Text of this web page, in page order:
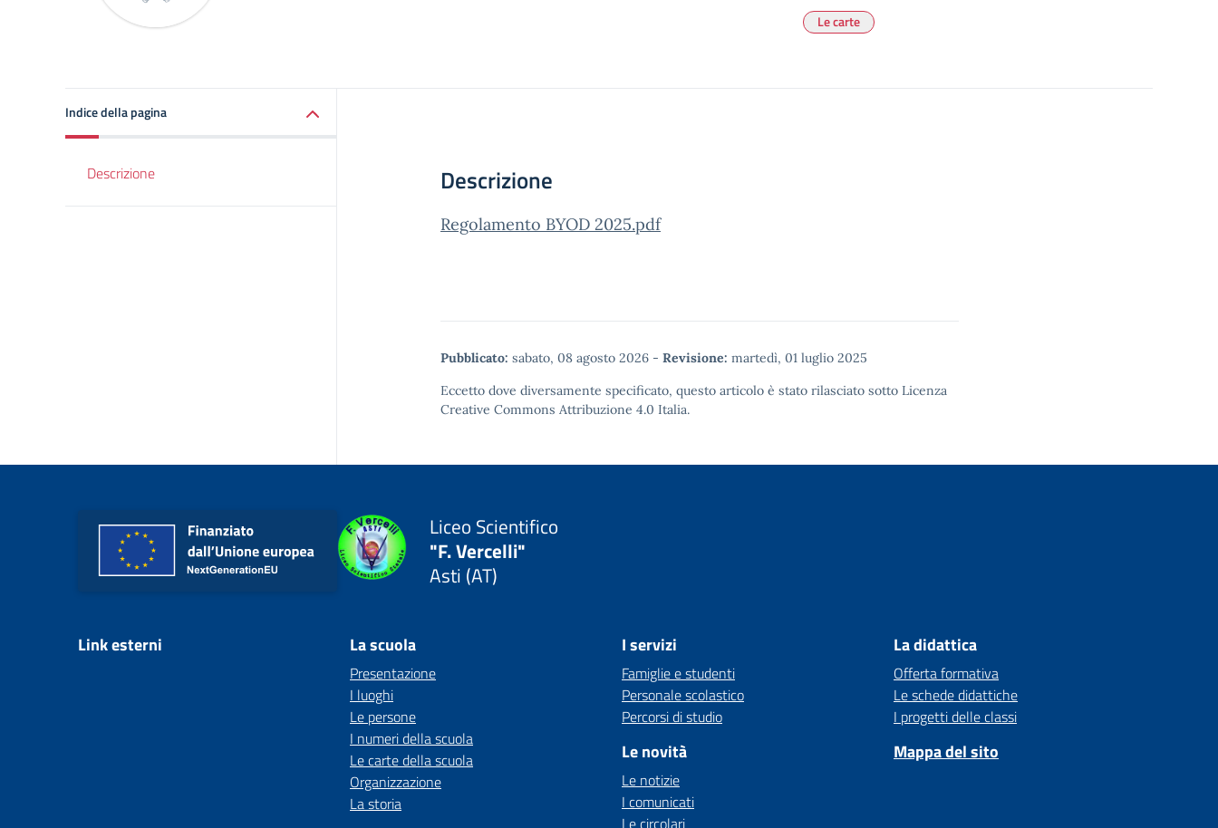
Le carte
Indice della pagina
Descrizione Descrizione
Regolamento BYOD 2025.pdf
Pubblicato: sabato, 08 agosto 2026 - Revisione: martedì, 01 luglio 2025
Eccetto dove diversamente specificato, questo articolo è stato rilasciato sotto Licenza
Creative Commons Attribuzione 4.0 Italia.
Liceo Scientifico
"F. Vercelli"
Asti (AT)
Link esterni La scuola
Presentazione
I luoghi
Le persone
I numeri della scuola
Le carte della scuola
Organizzazione
La storia
I servizi
Famiglie e studenti
Personale scolastico
Percorsi di studio
Le novità
Le notizie
I comunicati
Le circolari
La didattica
Offerta formativa
Le schede didattiche
I progetti delle classi
Mappa del sito